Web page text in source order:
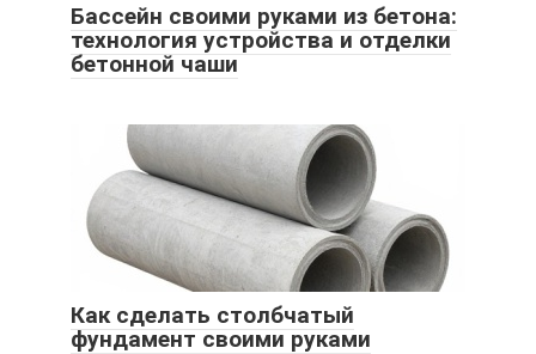
Бассейн своими руками из бетона:
технология устройства и отделки
бетонной чаши
Как сделать столбчатый
фундамент своими руками